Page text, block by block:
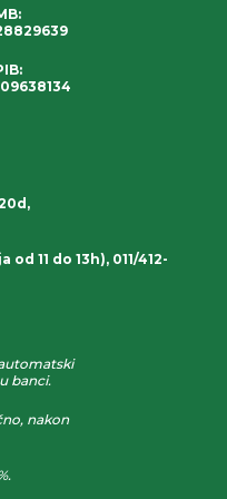
od 11 do 13h), 011/412-
banci.
nakon